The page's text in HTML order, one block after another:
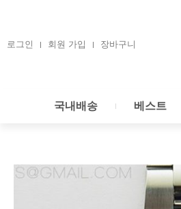
츠로그인 회원 가입 장바구니
국내배송 베스트